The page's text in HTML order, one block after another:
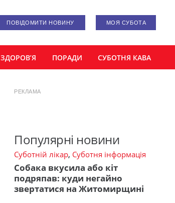
ПОВІДОМИТИ НОВИНУ МОЯ СУБОТА
ЗДОРОВ’Я ПОРАДИ СУБОТНЯ КАВА
РЕКЛАМА
Популярні новини
Суботній лікар, Суботня інформація
Собака вкусила або кіт
подряпав: куди негайно
звертатися на Житомирщині